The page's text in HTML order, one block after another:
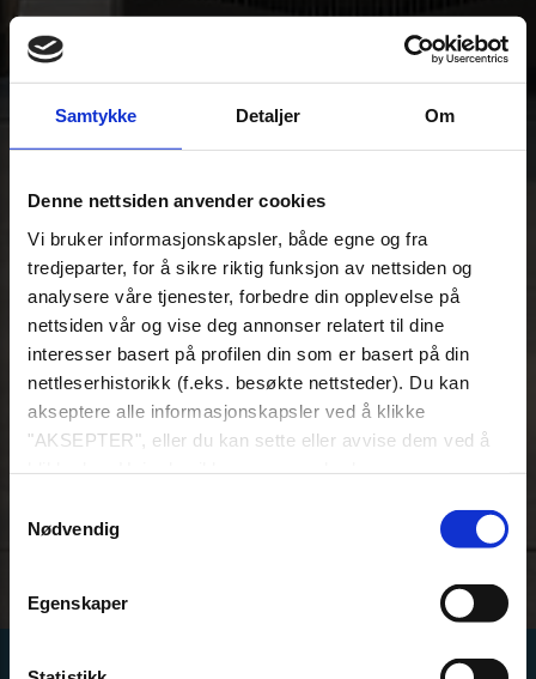
Samtykke Detaljer Om
Denne nettsiden anvender cookies
Vi bruker informasjonskapsler, både egne og fra
tredjeparter, for å sikre riktig funksjon av nettsiden og
analysere våre tjenester, forbedre din opplevelse på
nettsiden vår og vise deg annonser relatert til dine
interesser basert på profilen din som er basert på din
nettleserhistorikk (f.eks. besøkte nettsteder). Du kan
akseptere alle informasjonskapsler ved å klikke
"AKSEPTER", eller du kan sette eller avvise dem ved å
policy-link nederst på siden.
Nødvendig
Egenskaper